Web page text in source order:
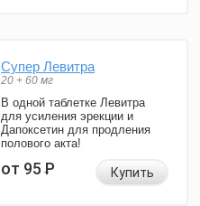
Супер Левитра
20 + 60 мг
В одной таблетке Левитра
для усиления эрекции и
Дапоксетин для продления
полового акта!
от 95Р Купить